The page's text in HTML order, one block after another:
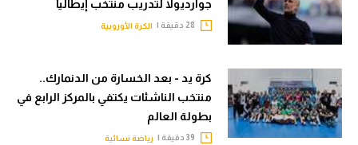
جوارديولا لتدريب منتخب إيطاليا
الكرة الأوروبية
كرة يد - بعد الخسارة من الدنمارك..
منتخب الناشئات يكتفي بالمركز الرابع في
بطولة العالم
رياضة نسائية